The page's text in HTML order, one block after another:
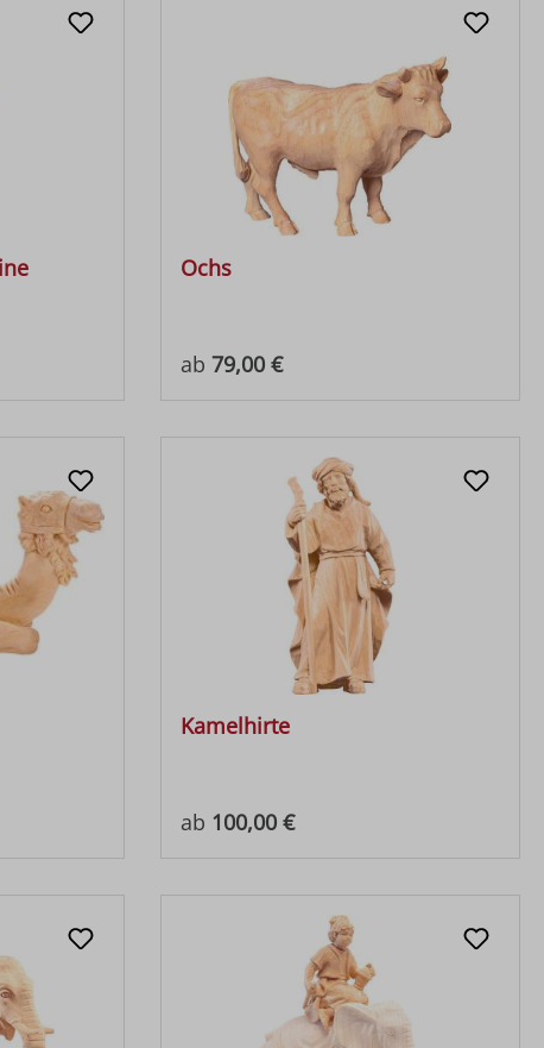
Ochs
Regulärer Preis:
ab 79,00 €
Kamelhirte
Regulärer Preis:
ab 100,00 €